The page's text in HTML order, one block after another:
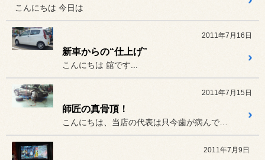
こんにちは 今日は
2011年7月16日
新車からの“仕上げ”
こんにちは 舘です...
2011年7月15日
師匠の真骨頂！
2011年7月9日